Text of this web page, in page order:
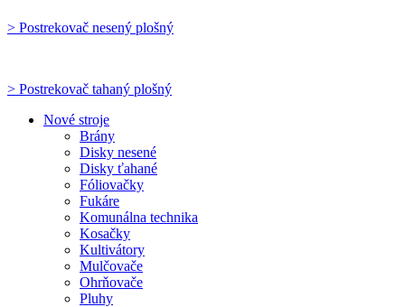
> Postrekovač nesený plošný
> Postrekovač tahaný plošný
Nové stroje
Brány
Disky nesené
Disky ťahané
Fóliovačky
Fukáre
Komunálna technika
Kosačky
Kultivátory
Mulčovače
Ohrňovače
Pluhy